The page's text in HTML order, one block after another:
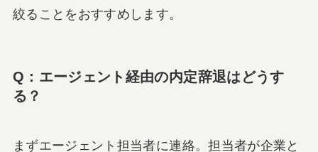
絞ることをおすすめします。
Q：エージェント経由の内定辞退はどうす
る？
まずエージェント担当者に連絡。担当者が企業と